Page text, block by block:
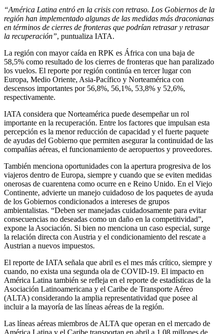
“América Latina entró en la crisis con retraso. Los Gobiernos de la
región han implementado algunas de las medidas más draconianas
en términos de cierres de fronteras que podrían retrasar y retrasar
la recuperación”, puntualiza IATA.
La región con mayor caída en RPK es África con una baja de
58,5% como resultado de los cierres de fronteras que han paralizado
los vuelos. El reporte por región continúa en tercer lugar con
Europa, Medio Oriente, Asia-Pacífico y Norteamérica con
descensos importantes por 56,8%, 56,1%, 53,8% y 52,6%,
respectivamente.
IATA considera que Norteamérica puede desempeñar un rol
importante en la recuperación. Entre los factores que impulsan esta
percepción es la menor reducción de capacidad y el fuerte paquete
de ayudas del Gobierno que permiten asegurar la continuidad de las
compañías aéreas, el funcionamiento de aeropuertos y proveedores.
También menciona oportunidades con la apertura progresiva de los
viajeros dentro de Europa, siempre y cuando que se eviten medidas
onerosas de cuarentena como ocurre en e Reino Unido. En el Viejo
Continente, advierte un manejo cuidadoso de los paquetes de ayuda
de los Gobiernos condicionados a intereses de grupos
ambientalistas. “Deben ser manejadas cuidadosamente para evitar
consecuencias no deseadas como un daño en la competitividad”,
expone la Asociación. Si bien no menciona un caso especial, surge
la relación directa con Austria y el condicionamiento del rescate a
Austrian a nuevos impuestos.
El reporte de IATA señala que abril es el mes más crítico, siempre y
cuando, no exista una segunda ola de COVID-19. El impacto en
América Latina también se refleja en el reporte de estadísticas de la
Asociación Latinoamericana y el Caribe de Transporte Aéreo
(ALTA) considerando la amplia representatividad que posee al
incluir a la mayoría de las líneas aéreas de la región.
Las líneas aéreas miembros de ALTA que operan en el mercado de
América Latina y el Caribe transportan en abril a 1,08 millones de